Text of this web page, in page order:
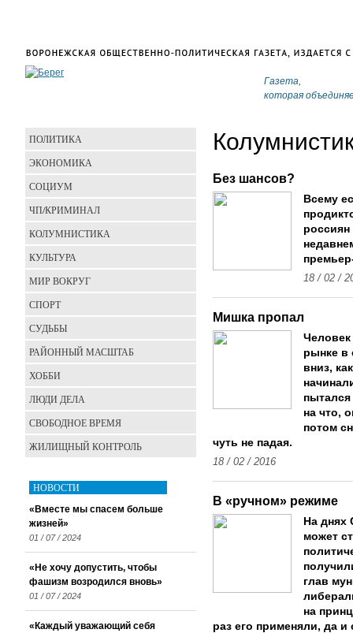
Газета,
которая
Без шансов?
Всему
18 / 02 /
Мишка пропал
Человек
рынке в
вниз,
пытался
на что,
потом
чуть не падая.
18 / 02 / 2016
В «ручном» режиме
На днях
может
глав
на
раз его применяли, да
ПОЛИТИКА
ЭКОНОМИКА
СОЦИУМ
ЧП/КРИМИНАЛ
КОЛУМНИСТИКА
КУЛЬТУРА
МИР ВОКРУГ
СПОРТ
СУДЬБЫ
РАЙОННЫЙ МАСШТАБ
ХОББИ
ЛЮДИ ДЕЛА
СВОБОДНОЕ ВРЕМЯ
ЖИЛИЩНЫЙ КОНТРОЛЬ
НОВОСТИ
«Вместе мы спасем больше
жизней»
01 / 07 / 2024
«Не хочу допустить, чтобы
фашизм возродился вновь»
01 / 07 / 2024
«Каждый уважающий себя